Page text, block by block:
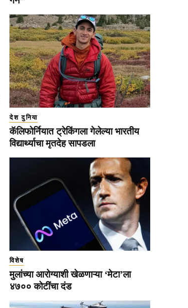
देश दुनिया
कॅलिफोर्नियात ट्रेकिंगला गेलेल्या भारतीय
विद्यार्थ्याचा मृतदेह सापडला
विशेष
मुलांच्या आरोग्याशी खेळणाऱ्या ‘मेटा’ला
४७०० कोटींचा दंड